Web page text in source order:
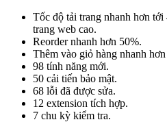
Tốc độ tải trang nhanh hơn
trang web cao.
Reorder nhanh hơn 50%.
Thêm vào giỏ hàng nhanh
98 tính năng mới.
50 cải tiến bảo mật.
68 lỗi đã được sửa.
12 extension tích hợp.
7 chu kỳ kiểm tra.